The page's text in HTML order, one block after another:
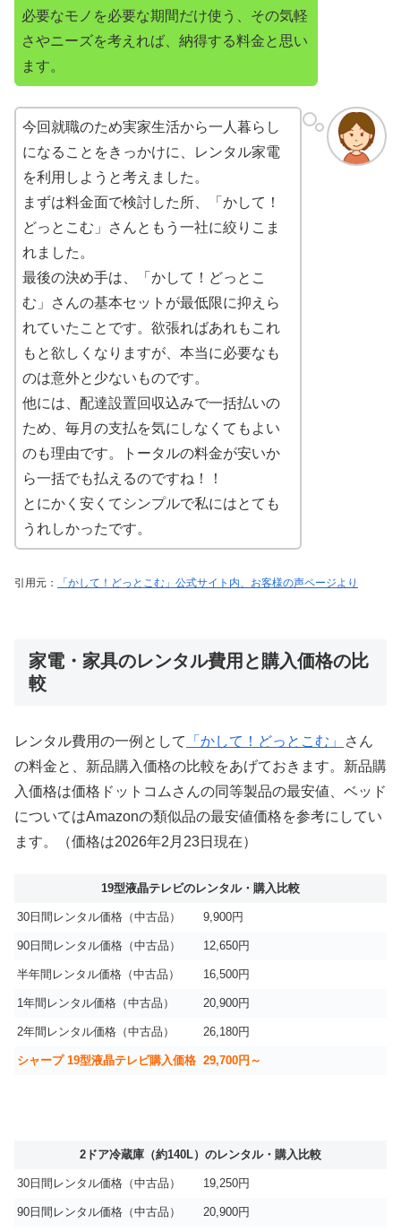
必要なモノを必要な期間だけ使う、その気軽
さやニーズを考えれば、納得する料金と思い
ます。
今回就職のため実家生活から一人暮らし
になることをきっかけに、レンタル家電
を利用しようと考えました。
まずは料金面で検討した所、「かして！
どっとこむ」さんともう一社に絞りこま
れました。
最後の決め手は、「かして！どっとこ
む」さんの基本セットが最低限に抑えら
れていたことです。欲張ればあれもこれ
もと欲しくなりますが、本当に必要なも
のは意外と少ないものです。
他には、配達設置回収込みで一括払いの
ため、毎月の支払を気にしなくてもよい
のも理由です。トータルの料金が安いか
ら一括でも払えるのですね！！
とにかく安くてシンプルで私にはとても
うれしかったです。
引用元： 「かして！どっとこむ」公式サイト内、お客様の声ページより
家電・家具のレンタル費用と購入価格の比
較
レンタル費用の一例として 「かして！どっとこむ」
さん
の料金と、新品購入価格の比較をあげておきます。新品購
入価格は価格ドットコムさんの同等製品の最安値、ベッド
についてはAmazonの類似品の最安値価格を参考にしてい
ます。（価格は2026年2月23日現在）
19型液晶テレビのレンタル・購入比較
30日間レンタル価格（中古品） 9,900円
90日間レンタル価格（中古品） 12,650円
半年間レンタル価格（中古品） 16,500円
1年間レンタル価格（中古品） 20,900円
2年間レンタル価格（中古品） 26,180円
シャープ 19型液晶テレビ購入価格 29,700円～
2ドア冷蔵庫（約140L）のレンタル・購入比較
30日間レンタル価格（中古品） 19,250円
90日間レンタル価格（中古品） 20,900円